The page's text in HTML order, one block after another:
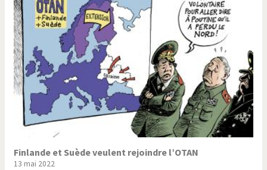
Finlande et Suède veulent rejoindre l’OTAN
13 mai 2022